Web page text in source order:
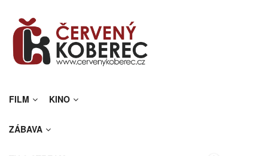
FILM KINO
ZÁBAVA